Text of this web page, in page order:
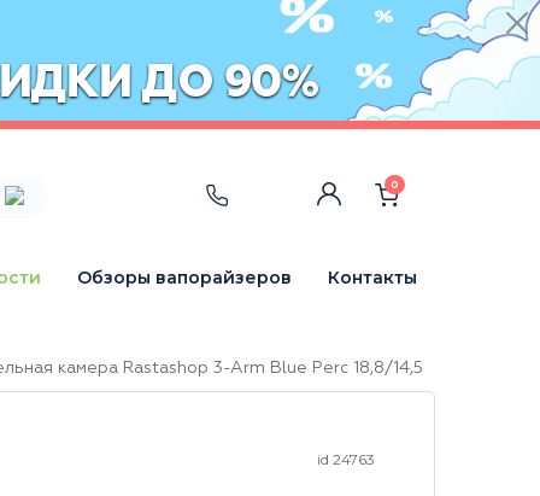
0
Обзоры вапорайзеров Контакты
камера Rastashop 3-Arm Blue Perc 18,8/14,5
id 24763